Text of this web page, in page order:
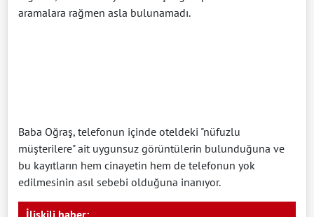
aramalara rağmen asla bulunamadı.
Baba Oğraş, telefonun içinde oteldeki "nüfuzlu
müşterilere" ait uygunsuz görüntülerin bulunduğuna ve
bu kayıtların hem cinayetin hem de telefonun yok
edilmesinin asıl sebebi olduğuna inanıyor.